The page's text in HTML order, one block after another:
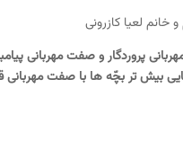
خانم لعیا کازرونی
پروردگار و صفت مهربانی
بیش تر بچّه ها با صفت مهربانی